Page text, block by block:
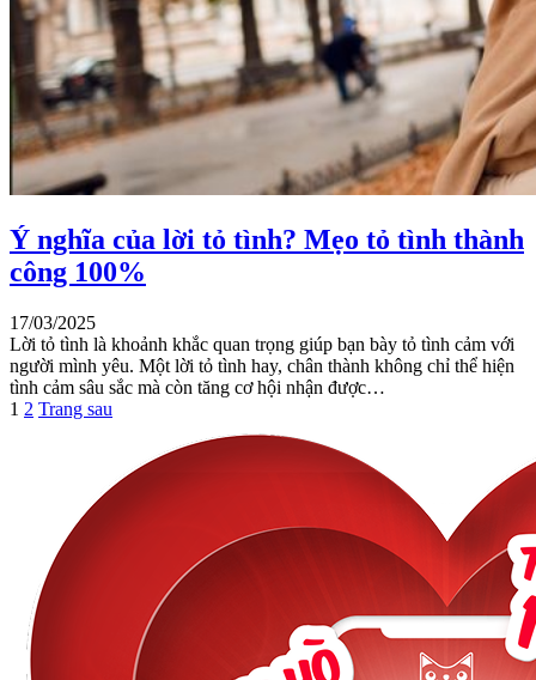
Ý nghĩa của lời tỏ tình? Mẹo tỏ tình thành
công 100%
17/03/2025
Lời tỏ tình là khoảnh khắc quan trọng giúp bạn bày tỏ tình cảm với
người mình yêu. Một lời tỏ tình hay, chân thành không chỉ thể hiện
tình cảm sâu sắc mà còn tăng cơ hội nhận được…
1 2 Trang sau